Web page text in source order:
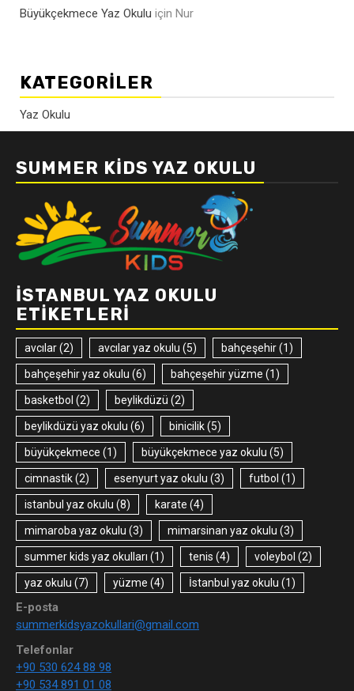
Büyükçekmece Yaz Okulu için Nur
KATEGORILER
Yaz Okulu
SUMMER KIDS YAZ OKULU
İSTANBUL YAZ OKULU
ETIKETLERI
avcılar(2) avcılar yaz okulu (5) bahçeşehir(1)
bahçeşehir yaz okulu (6) bahçeşehir yüzme (1)
basketbol (2) beylikdüzü (2)
beylikdüzü yaz okulu (6) binicilik(5)
büyükçekmece (1) büyükçekmece yaz okulu (5)
cimnastik(2) esenyurt yaz okulu (3) futbol (1)
istanbul yaz okulu (8) karate (4)
mimaroba yaz okulu (3) mimarsinan yaz okulu (3)
summer kids yaz okulları (1) tenis (4) voleybol (2)
yaz okulu (7) yüzme (4) İstanbul yaz okulu (1)
E-posta
summerkidsyazokullari@gmail.com
Telefonlar
+90 530 624 88 98
+90 534 891 01 08